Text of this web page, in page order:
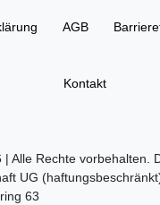
AGB
Kontakt
Alle Rechte vorbehalten.
UG
63